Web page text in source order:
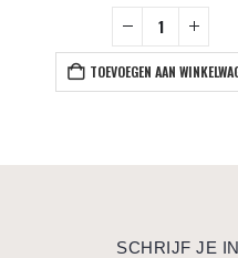
TOEVOEGEN AAN
SCHRIJF JE